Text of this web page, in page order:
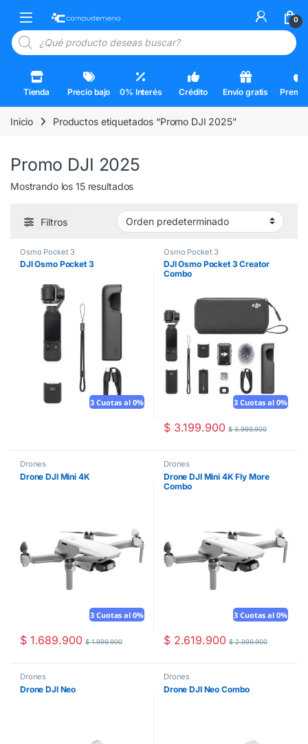
Open 0
Búsqueda de productos
Tienda Precio bajo 0% Interés Crédito Envío gratis
Inicio Productos etiquetados “Promo DJI 2025”
Promo DJI 2025
Mostrando los 15 resultados
Filtros
Osmo Pocket 3
DJI Osmo Pocket 3
3 Cuotas al 0%
Osmo Pocket 3
DJI Osmo Pocket 3 Creator
Combo
3 Cuotas al 0%
$3.199.900 $3.999.900
Drones
Drone DJI Mini 4K
3 Cuotas al 0%
$1.689.900 $1.999.900
Drones
Drone DJI Mini 4K Fly More
Combo
3 Cuotas al 0%
$2.619.900 $2.999.900
Drones
Drone DJI Neo
Drones
Drone DJI Neo Combo